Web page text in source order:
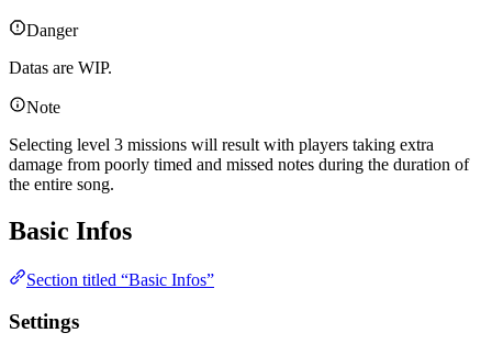
Danger
Datas are WIP.
Note
Selecting level 3 missions will result with players taking extra
damage from poorly timed and missed notes during the duration of
the entire song.
Basic Infos
Section titled “Basic Infos”
Settings